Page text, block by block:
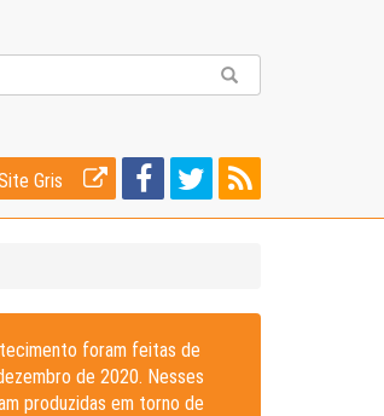
Gris
foram feitas de
de 2020. Nesses
produzidas em torno de